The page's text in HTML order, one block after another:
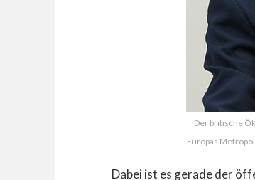
Der britische
Europas
Dabei ist es gerade der